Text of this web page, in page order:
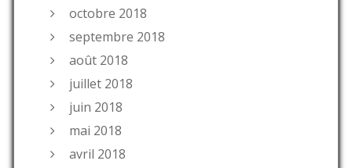
octobre 2018
septembre 2018
août 2018
juillet 2018
juin 2018
mai 2018
avril 2018